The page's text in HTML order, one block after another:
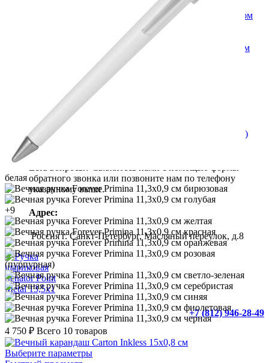
Внешние аккумуляторы power bank с логотипом
Гаджеты для умного дома с логотипом
Портативные колонки и наушники
Зарядные устройства для телефона с логотипом
Компьютерные и мобильные аксессуары
Лампы и светильники
Увлажнители воздуха с логотипом
+7 (812)
946-28-49
обратного звонка или позвоните нам по телефону
указанному выше.
Адрес:
Россия г. Санкт-Петербург, Масляный переулок, д.8
+7 (812) 946-28-49
белая
бирюзовая
голубая
+9
желтая
красная
оранжевая
розовая
(пурпурная)
светло-зеленая
серебристая
синяя
фиолетовая
черная
4 750 ₽ Всего 10 товаров
Выберите параметры